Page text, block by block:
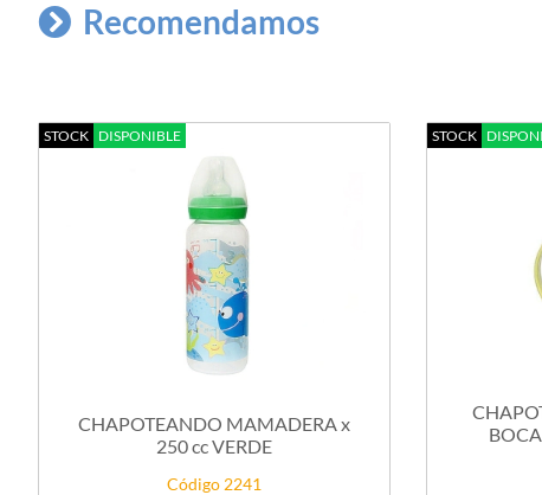
Recomendamos
STOCK DISPONIBLE
CHAPOTEANDO MAMADERA x
250 cc VERDE
Código 2241
STOCK